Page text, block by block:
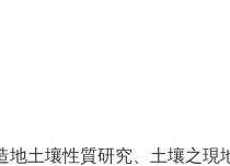
土壤性質研究、土壤之現